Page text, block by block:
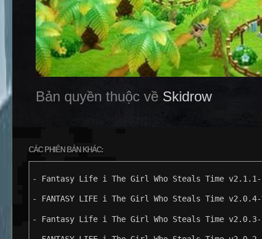
Bản quyền thuộc về Skidrow
CÁC PHIÊN BẢN KHÁC:
- Fantasy Life i The Girl Who Steals Time v2.1.1-
- FANTASY LIFE i The Girl Who Steals Time v2.0.4-
- Fantasy Life i The Girl Who Steals Time v2.0.3-